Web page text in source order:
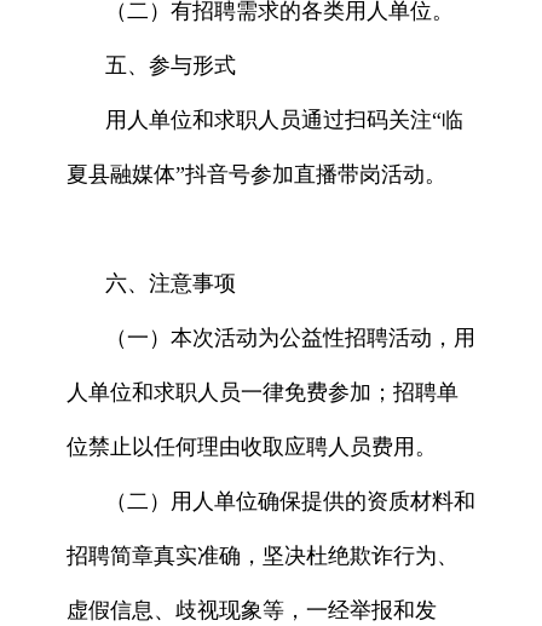
（二）有招聘需求的各类用人单位。
五、参与形式
用人单位和求职人员通过扫码关注“临
夏县融媒体”抖音号参加直播带岗活动。
六、注意事项
（一）本次活动为公益性招聘活动，用
人单位和求职人员一律免费参加；招聘单
位禁止以任何理由收取应聘人员费用。
（二）用人单位确保提供的资质材料和
招聘简章真实准确，坚决杜绝欺诈行为、
虚假信息、歧视现象等，一经举报和发